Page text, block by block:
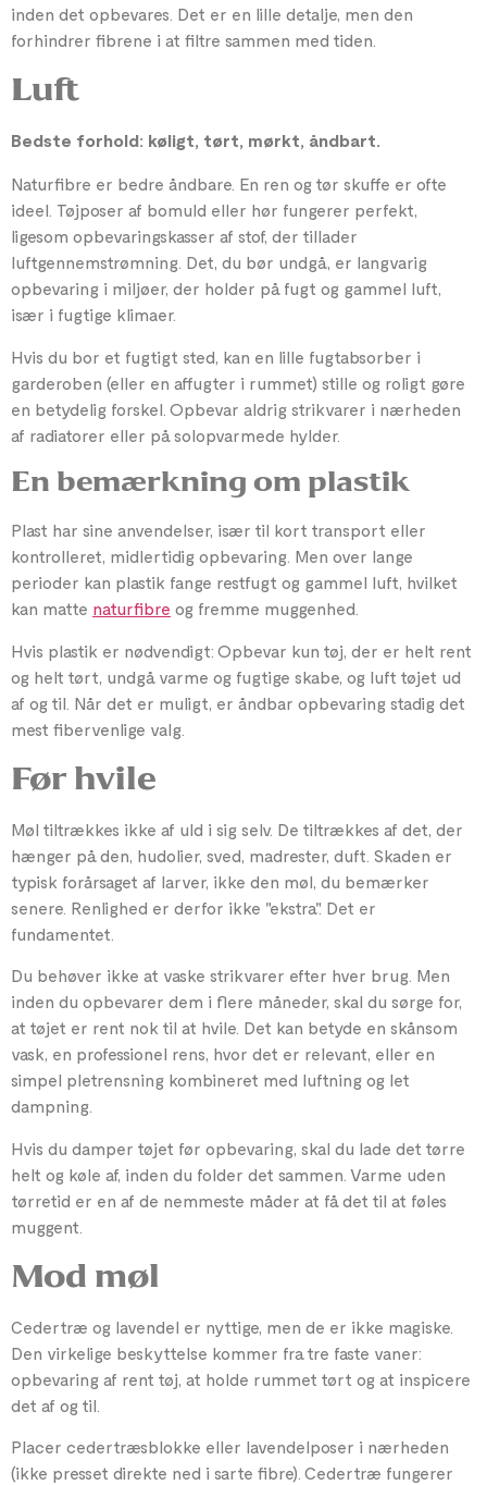
inden det opbevares. Det er en lille detalje, men den
forhindrer fibrene i at filtre sammen med tiden.
Luft
Bedste forhold: køligt, tørt, mørkt, åndbart.
Naturfibre er bedre åndbare. En ren og tør skuffe er ofte
ideel. Tøjposer af bomuld eller hør fungerer perfekt,
ligesom opbevaringskasser af stof, der tillader
luftgennemstrømning. Det, du bør undgå, er langvarig
opbevaring i miljøer, der holder på fugt og gammel luft,
især i fugtige klimaer.
Hvis du bor et fugtigt sted, kan en lille fugtabsorber i
garderoben (eller en affugter i rummet) stille og roligt gøre
en betydelig forskel. Opbevar aldrig strikvarer i nærheden
af ​​radiatorer eller på solopvarmede hylder.
En bemærkning om plastik
Plast har sine anvendelser, især til kort transport eller
kontrolleret, midlertidig opbevaring. Men over lange
perioder kan plastik fange restfugt og gammel luft, hvilket
kan matte naturfibre og fremme muggenhed.
Hvis plastik er nødvendigt: Opbevar kun tøj, der er helt rent
og helt tørt, undgå varme og fugtige skabe, og luft tøjet ud
af og til. Når det er muligt, er åndbar opbevaring stadig det
mest fibervenlige valg.
Før hvile
Møl tiltrækkes ikke af uld i sig selv. De tiltrækkes af det, der
hænger på den, hudolier, sved, madrester, duft. Skaden er
typisk forårsaget af larver, ikke den møl, du bemærker
senere. Renlighed er derfor ikke "ekstra". Det er
fundamentet.
Du behøver ikke at vaske strikvarer efter hver brug. Men
inden du opbevarer dem i flere måneder, skal du sørge for,
at tøjet er rent nok til at hvile. Det kan betyde en skånsom
vask, en professionel rens, hvor det er relevant, eller en
simpel pletrensning kombineret med luftning og let
dampning.
Hvis du damper tøjet før opbevaring, skal du lade det tørre
helt og køle af, inden du folder det sammen. Varme uden
tørretid er en af ​​de nemmeste måder at få det til at føles
muggent.
Mod møl
Cedertræ og lavendel er nyttige, men de er ikke magiske.
Den virkelige beskyttelse kommer fra tre faste vaner:
opbevaring af rent tøj, at holde rummet tørt og at inspicere
det af og til.
Placer cedertræsblokke eller lavendelposer i nærheden
(ikke presset direkte ned i sarte fibre). Cedertræ fungerer